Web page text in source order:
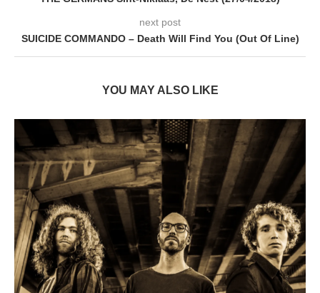
next post
SUICIDE COMMANDO – Death Will Find You (Out Of Line)
YOU MAY ALSO LIKE